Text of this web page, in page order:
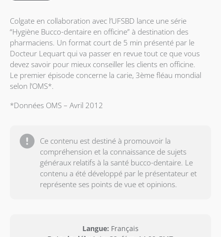
Colgate en collaboration avec l’UFSBD lance une série
“Hygiène Bucco-dentaire en officine” à destination des
pharmaciens. Un format court de 5 min présenté par le
Docteur Lequart qui va passer en revue tout ce que vous
devez savoir pour mieux conseiller les clients en officine.
Le premier épisode concerne la carie, 3ème fléau mondial
selon l’OMS*.
*Données OMS – Avril 2012
Ce contenu est destiné à promouvoir la
compréhension et la connaissance de sujets
généraux relatifs à la santé bucco-dentaire. Le
contenu a été développé par le présentateur et
représente ses points de vue et opinions.
Langue: Français